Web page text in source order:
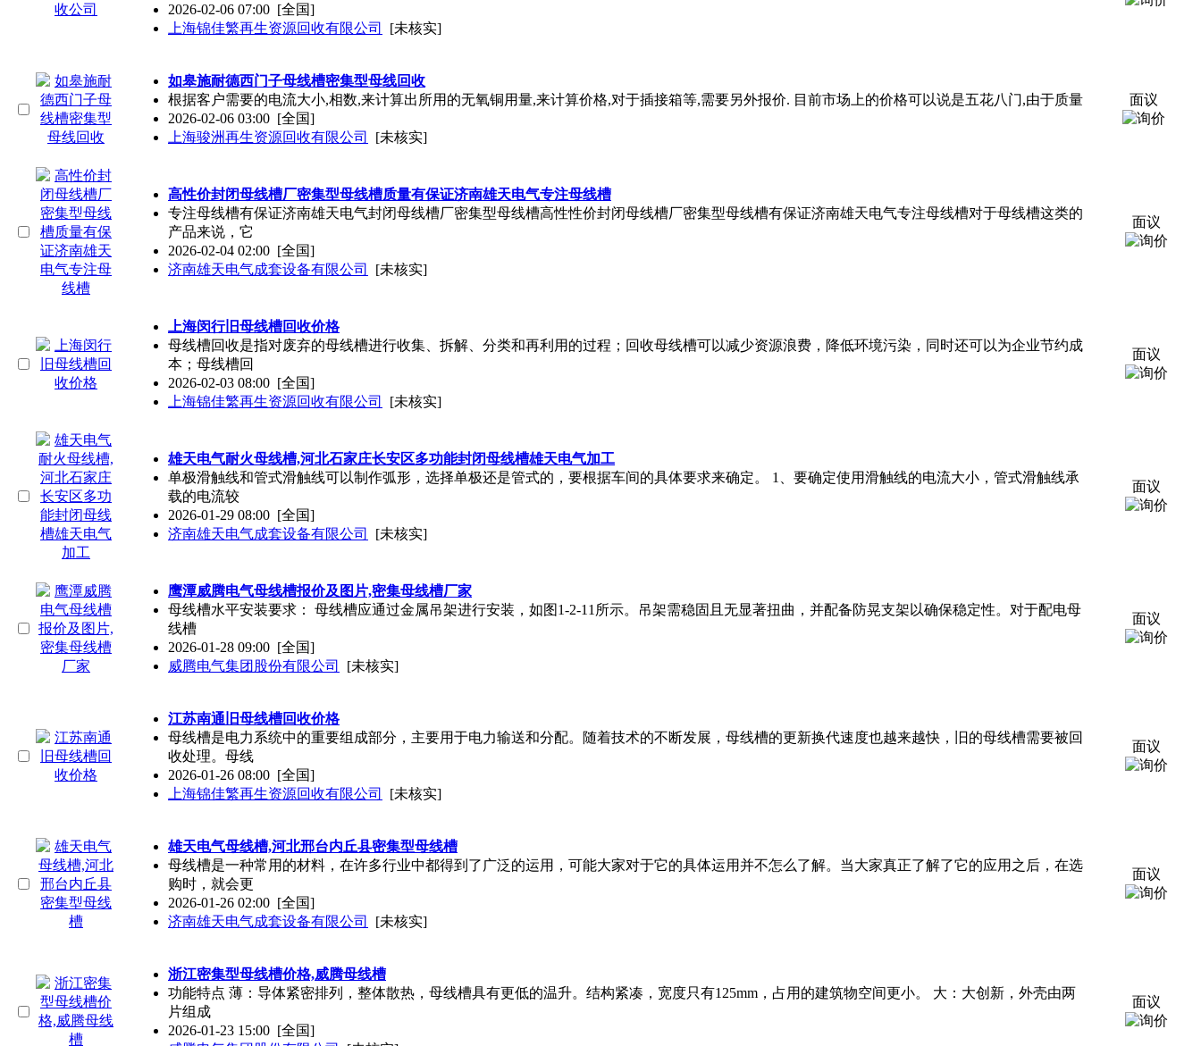
2026-02-06 07:00 [全国]
上海锦佳繁再生资源回收有限公司
[未核实]
如皋施耐德西门子母线槽密集型母线回收
根据客户需要的电流大小,相数,来计算出所用的无氧铜用量,来计算价格,对于插接箱等,需要另外报价. 目前市场上的价格可以说是五花八门,由于质量
2026-02-06 03:00 [全国]
上海骏洲再生资源回收有限公司
[未核实]
面议
高性价封闭母线槽厂密集型母线槽质量有保证济南雄天电气专注母线槽
专注母线槽有保证济南雄天电气封闭母线槽厂密集型母线槽高性性价封闭母线槽厂密集型母线槽有保证济南雄天电气专注母线槽对于母线槽这类的
产品来说，它
2026-02-04 02:00 [全国]
济南雄天电气成套设备有限公司
[未核实]
面议
上海闵行旧母线槽回收价格
母线槽回收是指对废弃的母线槽进行收集、拆解、分类和再利用的过程；回收母线槽可以减少资源浪费，降低环境污染，同时还可以为企业节约成
本；母线槽回
2026-02-03 08:00 [全国]
上海锦佳繁再生资源回收有限公司
[未核实]
面议
雄天电气耐火母线槽,河北石家庄长安区多功能封闭母线槽雄天电气加工
单极滑触线和管式滑触线可以制作弧形，选择单极还是管式的，要根据车间的具体要求来确定。 1、要确定使用滑触线的电流大小，管式滑触线承
载的电流较
2026-01-29 08:00 [全国]
济南雄天电气成套设备有限公司
[未核实]
面议
鹰潭威腾电气母线槽报价及图片,密集母线槽厂家
母线槽水平安装要求： 母线槽应通过金属吊架进行安装，如图1-2-11所示。吊架需稳固且无显著扭曲，并配备防晃支架以确保稳定性。对于配电母
线槽
2026-01-28 09:00 [全国]
威腾电气集团股份有限公司
[未核实]
面议
江苏南通旧母线槽回收价格
母线槽是电力系统中的重要组成部分，主要用于电力输送和分配。随着技术的不断发展，母线槽的更新换代速度也越来越快，旧的母线槽需要被回
收处理。母线
2026-01-26 08:00 [全国]
上海锦佳繁再生资源回收有限公司
[未核实]
面议
雄天电气母线槽,河北邢台内丘县密集型母线槽
母线槽是一种常用的材料，在许多行业中都得到了广泛的运用，可能大家对于它的具体运用并不怎么了解。当大家真正了解了它的应用之后，在选
购时，就会更
2026-01-26 02:00 [全国]
济南雄天电气成套设备有限公司
[未核实]
面议
浙江密集型母线槽价格,威腾母线槽
功能特点 薄：导体紧密排列，整体散热，母线槽具有更低的温升。结构紧凑，宽度只有125mm，占用的建筑物空间更小。 大：大创新，外壳由两
片组成
2026-01-23 15:00 [全国]
面议